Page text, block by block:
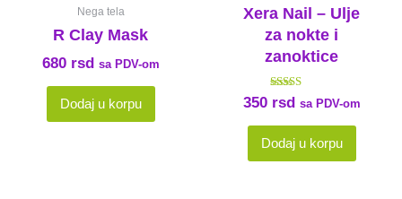
Nega tela
R Clay Mask
680 rsd sa PDV-om
Dodaj u korpu
Xera Nail – Ulje
za nokte i
zanoktice
Ocenjeno
sa
4.00
350 rsd sa PDV-om
Dodaj u korpu